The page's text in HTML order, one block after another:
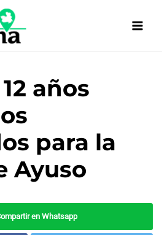
años
para la
Ayuso
en Whatsapp